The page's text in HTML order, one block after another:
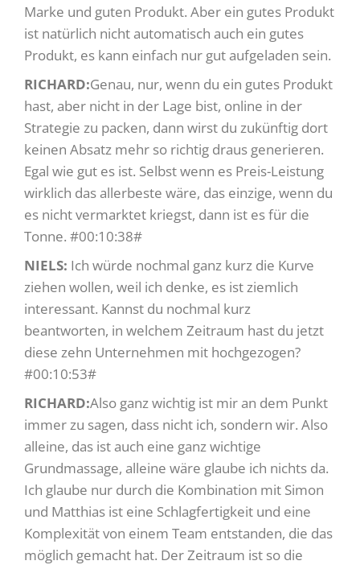
Marke und guten Produkt. Aber ein gutes Produkt
ist natürlich nicht automatisch auch ein gutes
Produkt, es kann einfach nur gut aufgeladen sein.
RICHARD:Genau, nur, wenn du ein gutes Produkt
hast, aber nicht in der Lage bist, online in der
Strategie zu packen, dann wirst du zukünftig dort
keinen Absatz mehr so richtig draus generieren.
Egal wie gut es ist. Selbst wenn es Preis-Leistung
wirklich das allerbeste wäre, das einzige, wenn du
es nicht vermarktet kriegst, dann ist es für die
Tonne. #00:10:38#
NIELS: Ich würde nochmal ganz kurz die Kurve
ziehen wollen, weil ich denke, es ist ziemlich
interessant. Kannst du nochmal kurz
beantworten, in welchem Zeitraum hast du jetzt
diese zehn Unternehmen mit hochgezogen?
#00:10:53#
RICHARD:Also ganz wichtig ist mir an dem Punkt
immer zu sagen, dass nicht ich, sondern wir. Also
alleine, das ist auch eine ganz wichtige
Grundmassage, alleine wäre glaube ich nichts da.
Ich glaube nur durch die Kombination mit Simon
und Matthias ist eine Schlagfertigkeit und eine
Komplexität von einem Team entstanden, die das
möglich gemacht hat. Der Zeitraum ist so die